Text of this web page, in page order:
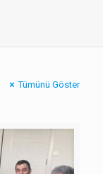
Tümünü Göster